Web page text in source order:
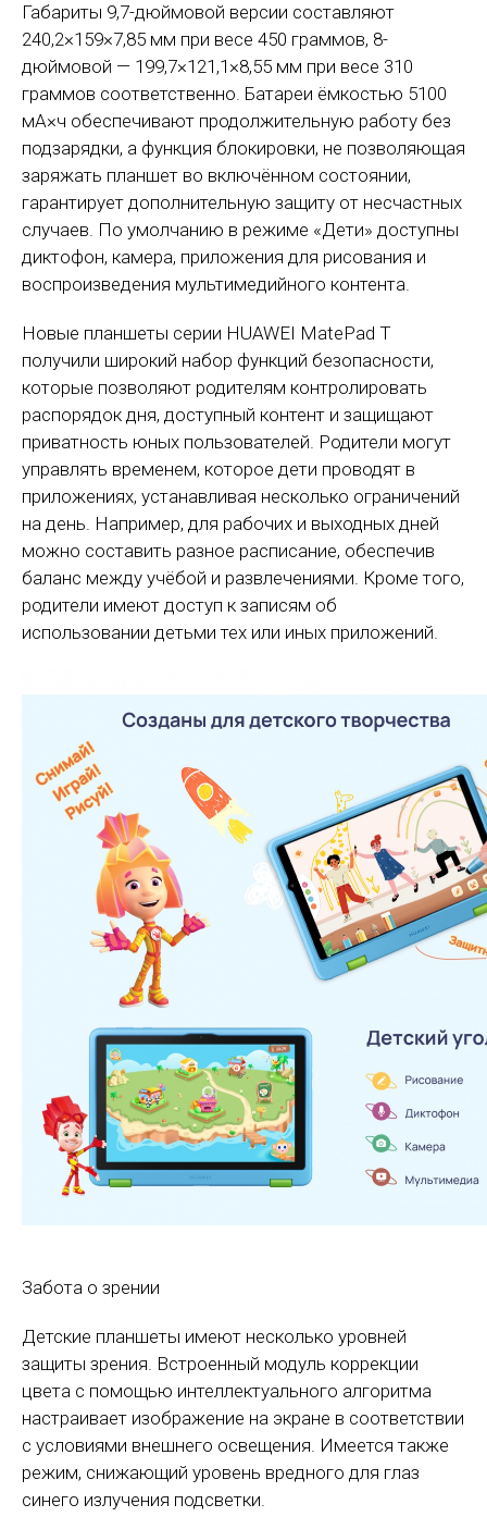
Габариты 9,7-дюймовой версии составляют
240,2×159×7,85 мм при весе 450 граммов, 8-
дюймовой — 199,7×121,1×8,55 мм при весе 310
граммов соответственно. Батареи ёмкостью 5100
мА×ч обеспечивают продолжительную работу без
подзарядки, а функция блокировки, не позволяющая
заряжать планшет во включённом состоянии,
гарантирует дополнительную защиту от несчастных
случаев. По умолчанию в режиме «Дети» доступны
диктофон, камера, приложения для рисования и
воспроизведения мультимедийного контента.
Новые планшеты серии HUAWEI MatePad T
получили широкий набор функций безопасности,
которые позволяют родителям контролировать
распорядок дня, доступный контент и защищают
приватность юных пользователей. Родители могут
управлять временем, которое дети проводят в
приложениях, устанавливая несколько ограничений
на день. Например, для рабочих и выходных дней
можно составить разное расписание, обеспечив
баланс между учёбой и развлечениями. Кроме того,
родители имеют доступ к записям об
использовании детьми тех или иных приложений.
Забота о зрении
Детские планшеты имеют несколько уровней
защиты зрения. Встроенный модуль коррекции
цвета с помощью интеллектуального алгоритма
настраивает изображение на экране в соответствии
с условиями внешнего освещения. Имеется также
режим, снижающий уровень вредного для глаз
синего излучения подсветки.